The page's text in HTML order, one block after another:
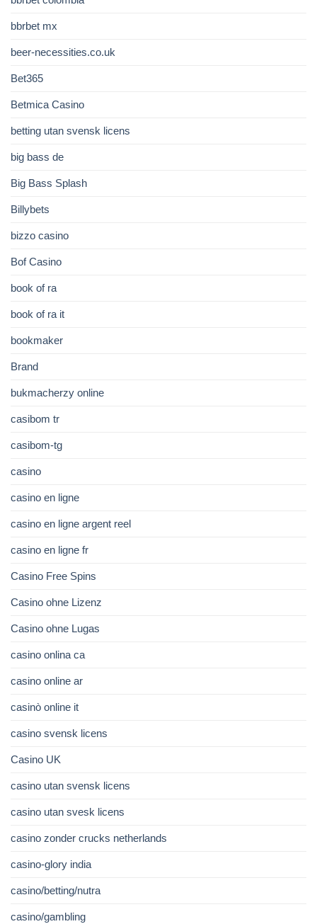
bbrbet mx
beer-necessities.co.uk
Bet365
Betmica Casino
betting utan svensk licens
big bass de
Big Bass Splash
Billybets
bizzo casino
Bof Casino
book of ra
book of ra it
bookmaker
Brand
bukmacherzy online
casibom tr
casibom-tg
casino
casino en ligne
casino en ligne argent reel
casino en ligne fr
Casino Free Spins
Casino ohne Lizenz
Casino ohne Lugas
casino onlina ca
casino online ar
casinò online it
casino svensk licens
Casino UK
casino utan svensk licens
casino utan svesk licens
casino zonder crucks netherlands
casino-glory india
casino/betting/nutra
casino/gambling